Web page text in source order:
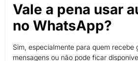
Vale a pena usar
no WhatsApp?
Sim, especialmente para quem recebe
mensagens ou não pode ficar